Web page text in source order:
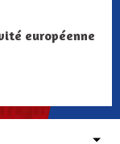
européenne